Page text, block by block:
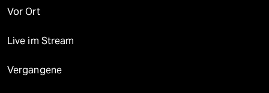
Vor Ort
Live im Stream
Vergangene